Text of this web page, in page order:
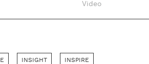
Video
INSIGHT INSPIRE